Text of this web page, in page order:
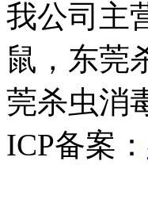
我公司主
鼠，东莞
莞杀虫消
ICP备案：